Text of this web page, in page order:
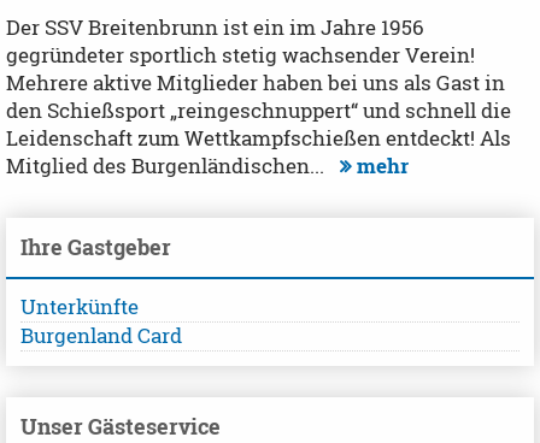
Der SSV Breitenbrunn ist ein im Jahre 1956
gegründeter sportlich stetig wachsender Verein!
Mehrere aktive Mitglieder haben bei uns als Gast in
den Schießsport „reingeschnuppert“ und schnell die
Leidenschaft zum Wettkampfschießen entdeckt! Als
Mitglied des Burgenländischen...
mehr
Ihre Gastgeber
Unterkünfte
Burgenland Card
Unser Gästeservice